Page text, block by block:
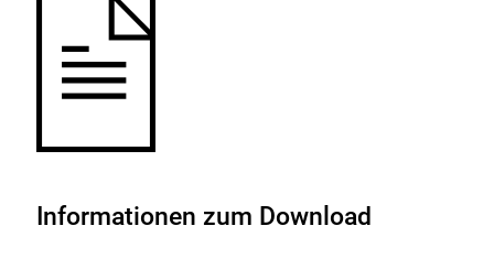
Informationen zum Download